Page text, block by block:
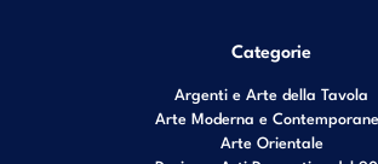
Categorie
Argenti e Arte della Tavola
Arte Moderna e
Arte Orientale